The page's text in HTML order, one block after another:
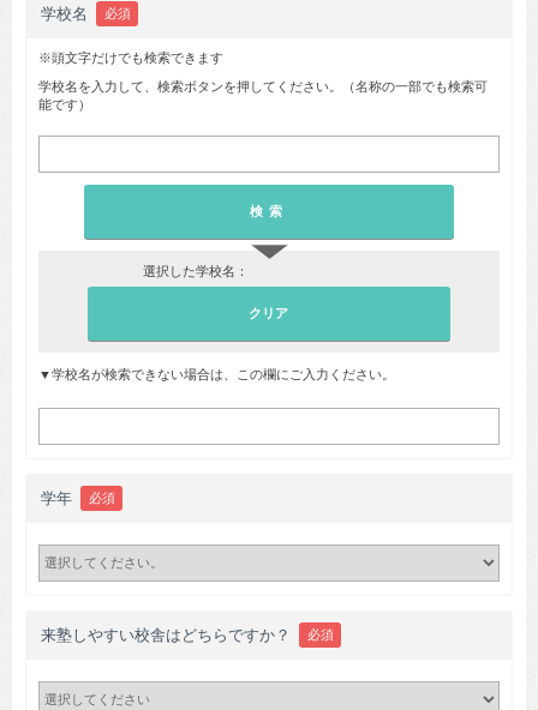
学校名 必須
※頭文字だけでも検索できます
学校名を入力して、検索ボタンを押してください。（名称の一部でも検索可
能です）
選択した学校名：
▼学校名が検索できない場合は、この欄にご入力ください。
学年 必須
来塾しやすい校舎はどちらですか？ 必須